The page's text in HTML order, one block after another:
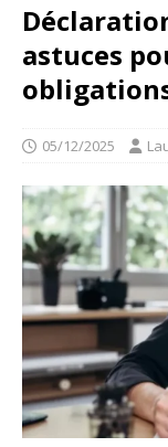
astuces
05/12/2025